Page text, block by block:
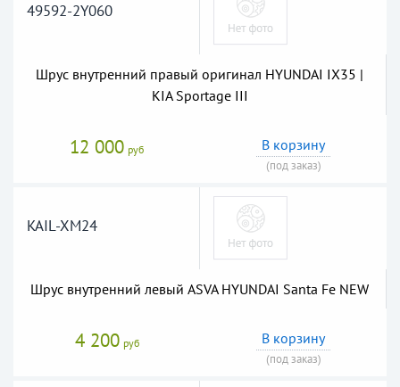
49592-2Y060
Шрус внутренний правый оригинал HYUNDAI IX35 |
KIA Sportage III
12 000 руб В корзину
(под заказ)
KAIL-XM24
Шрус внутренний левый ASVA HYUNDAI Santa Fe NEW
4 200 руб В корзину
(под заказ)